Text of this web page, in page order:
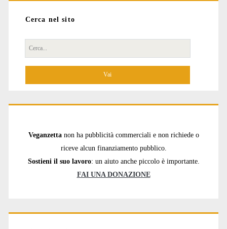
Cerca nel sito
Cerca
per:
Veganzetta non ha pubblicità commerciali e non richiede o
riceve alcun finanziamento pubblico.
Sostieni il suo lavoro: un aiuto anche piccolo è importante.
FAI UNA DONAZIONE